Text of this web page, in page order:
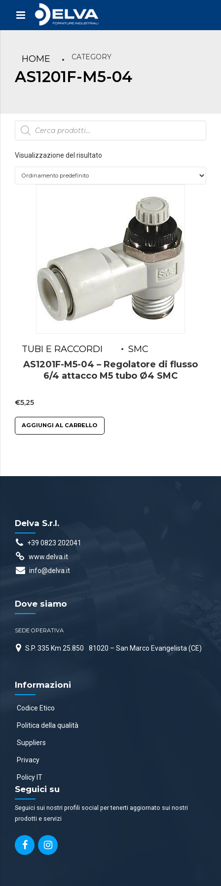
HOME CATEGORY
AS1201F-M5-04
Products
search
Visualizzazione del risultato
TUBI E RACCORDI
SMC
AS1201F-M5-04 – Regolatore di flusso
6/4 attacco M5 tubo Ø4 SMC
€5,25
AGGIUNGI AL CARRELLO
Delva S.r.l.
+39 0823 202041
www.delva.it
info@delva.it
Dove siamo
SEDE OPERATIVA
S.P. 335 Km 25.850 81020 – San Marco Evangelista (CE)
Informazioni
Codice Etico
Politica della qualità
Suppliers
Privacy
Policy IT
Seguici su
Seguici sui nostri profili social per tenerti aggiornato sui nostri
prodotti e servizi